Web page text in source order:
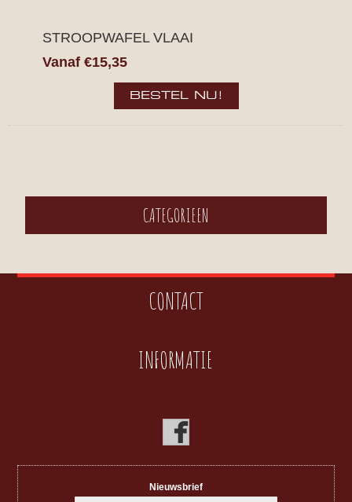
STROOPWAFEL VLAAI
Vanaf €15,35
CATEGORIEEN
CONTACT
INFORMATIE
Nieuwsbrief